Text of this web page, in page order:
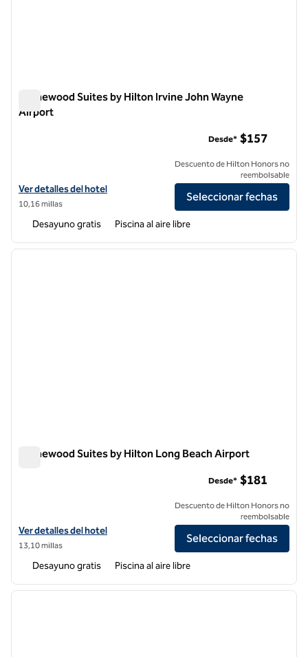
Homewood Suites by Hilton Irvine John Wayne
Airport
Ver detalles del hotel Homewood Suites by Hilton Irvine John
Ver detalles del hotel
10,16 millas
Desde* $157
Descuento de Hilton Honors no
reembolsable
Seleccionar fechas
Desayuno gratis Piscina al aire libre
1 de 12
Homewood Suites by Hilton Long Beach Airport
Ver detalles del hotel Homewood Suites by Hilton Long Beach
Ver detalles del hotel
13,10 millas
Desde* $181
Descuento de Hilton Honors no
reembolsable
Seleccionar fechas
Desayuno gratis Piscina al aire libre
1 de 12